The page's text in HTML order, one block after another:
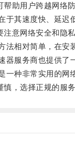
用户跨越网络防
其速度快、延迟低
网络安全和隐私
相对简单，在安装
服务商也提供了一
种非常实用的网络
选择正规的服务